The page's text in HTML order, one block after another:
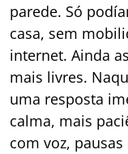
parede. Só
casa, sem
internet. Ainda
mais livres.
uma resposta
calma, mais
com voz,